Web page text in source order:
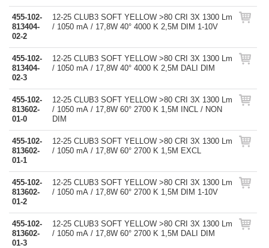
455-102-
813404-
02-2
12-25 CLUB3 SOFT YELLOW >80 CRI 3X 1300 Lm
/ 1050 mA / 17,8W 40° 4000 K 2,5M DIM 1-10V
455-102-
813404-
02-3
12-25 CLUB3 SOFT YELLOW >80 CRI 3X 1300 Lm
/ 1050 mA / 17,8W 40° 4000 K 2,5M DALI DIM
455-102-
813602-
01-0
12-25 CLUB3 SOFT YELLOW >80 CRI 3X 1300 Lm
/ 1050 mA / 17,8W 60° 2700 K 1,5M INCL / NON
DIM
455-102-
813602-
01-1
12-25 CLUB3 SOFT YELLOW >80 CRI 3X 1300 Lm
/ 1050 mA / 17,8W 60° 2700 K 1,5M EXCL
455-102-
813602-
01-2
12-25 CLUB3 SOFT YELLOW >80 CRI 3X 1300 Lm
/ 1050 mA / 17,8W 60° 2700 K 1,5M DIM 1-10V
455-102-
813602-
01-3
12-25 CLUB3 SOFT YELLOW >80 CRI 3X 1300 Lm
/ 1050 mA / 17,8W 60° 2700 K 1,5M DALI DIM